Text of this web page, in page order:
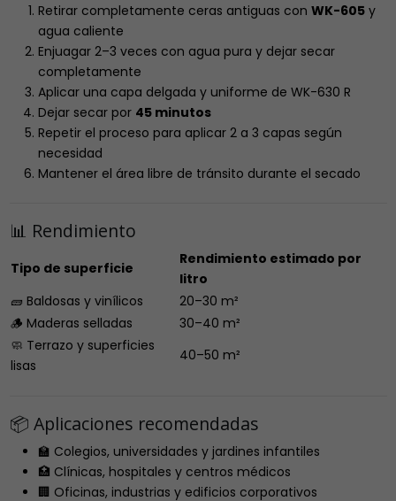
Retirar completamente ceras antiguas con WK-605y
agua caliente
Enjuagar 2–3 veces con agua pura y dejar secar
completamente
Aplicar una capa delgada y uniforme de WK-630 R
Dejar secar por 45 minutos
Repetir el proceso para aplicar 2 a 3 capas según
necesidad
Mantener el área libre de tránsito durante el secado
📊 Rendimiento
Tipo de superficie
Rendimiento estimado por
litro
🧱 Baldosas y vinílicos
20–30 m²
🪵 Maderas selladas
30–40 m²
🧼 Terrazo y superficies
lisas
40–50 m²
📦 Aplicaciones recomendadas
🏫 Colegios, universidades y jardines infantiles
🏥 Clínicas, hospitales y centros médicos
🏢 Oficinas, industrias y edificios corporativos